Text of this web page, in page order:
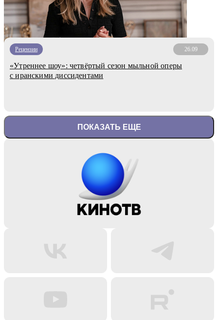
Рецензии 26.09
«Утреннее шоу»: четвёртый сезон мыльной оперы
с иранскими диссидентами
ПОКАЗАТЬ ЕЩЕ